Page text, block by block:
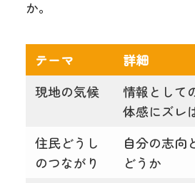
か。
テーマ
詳細
現地の気候
情報として
体感にズレ
住民どうし
のつながり
自分の志向
どうか